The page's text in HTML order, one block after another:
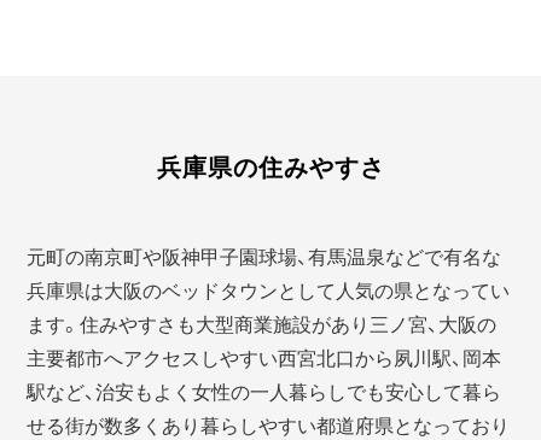
兵庫県の住みやすさ
元町の南京町や阪神甲子園球場、有馬温泉などで有名な
兵庫県は大阪のベッドタウンとして人気の県となってい
ます。住みやすさも大型商業施設があり三ノ宮、大阪の
主要都市へアクセスしやすい西宮北口から夙川駅、岡本
駅など、治安もよく女性の一人暮らしでも安心して暮ら
せる街が数多くあり暮らしやすい都道府県となっており